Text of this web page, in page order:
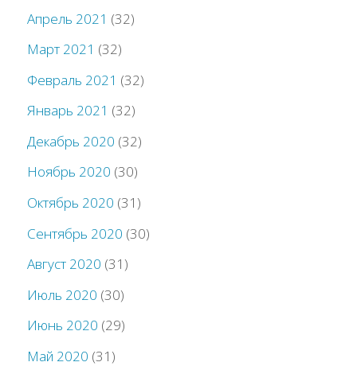
Апрель 2021 (32)
Март 2021 (32)
Февраль 2021 (32)
Январь 2021 (32)
Декабрь 2020 (32)
Ноябрь 2020 (30)
Октябрь 2020 (31)
Сентябрь 2020 (30)
Август 2020 (31)
Июль 2020 (30)
Июнь 2020 (29)
Май 2020 (31)